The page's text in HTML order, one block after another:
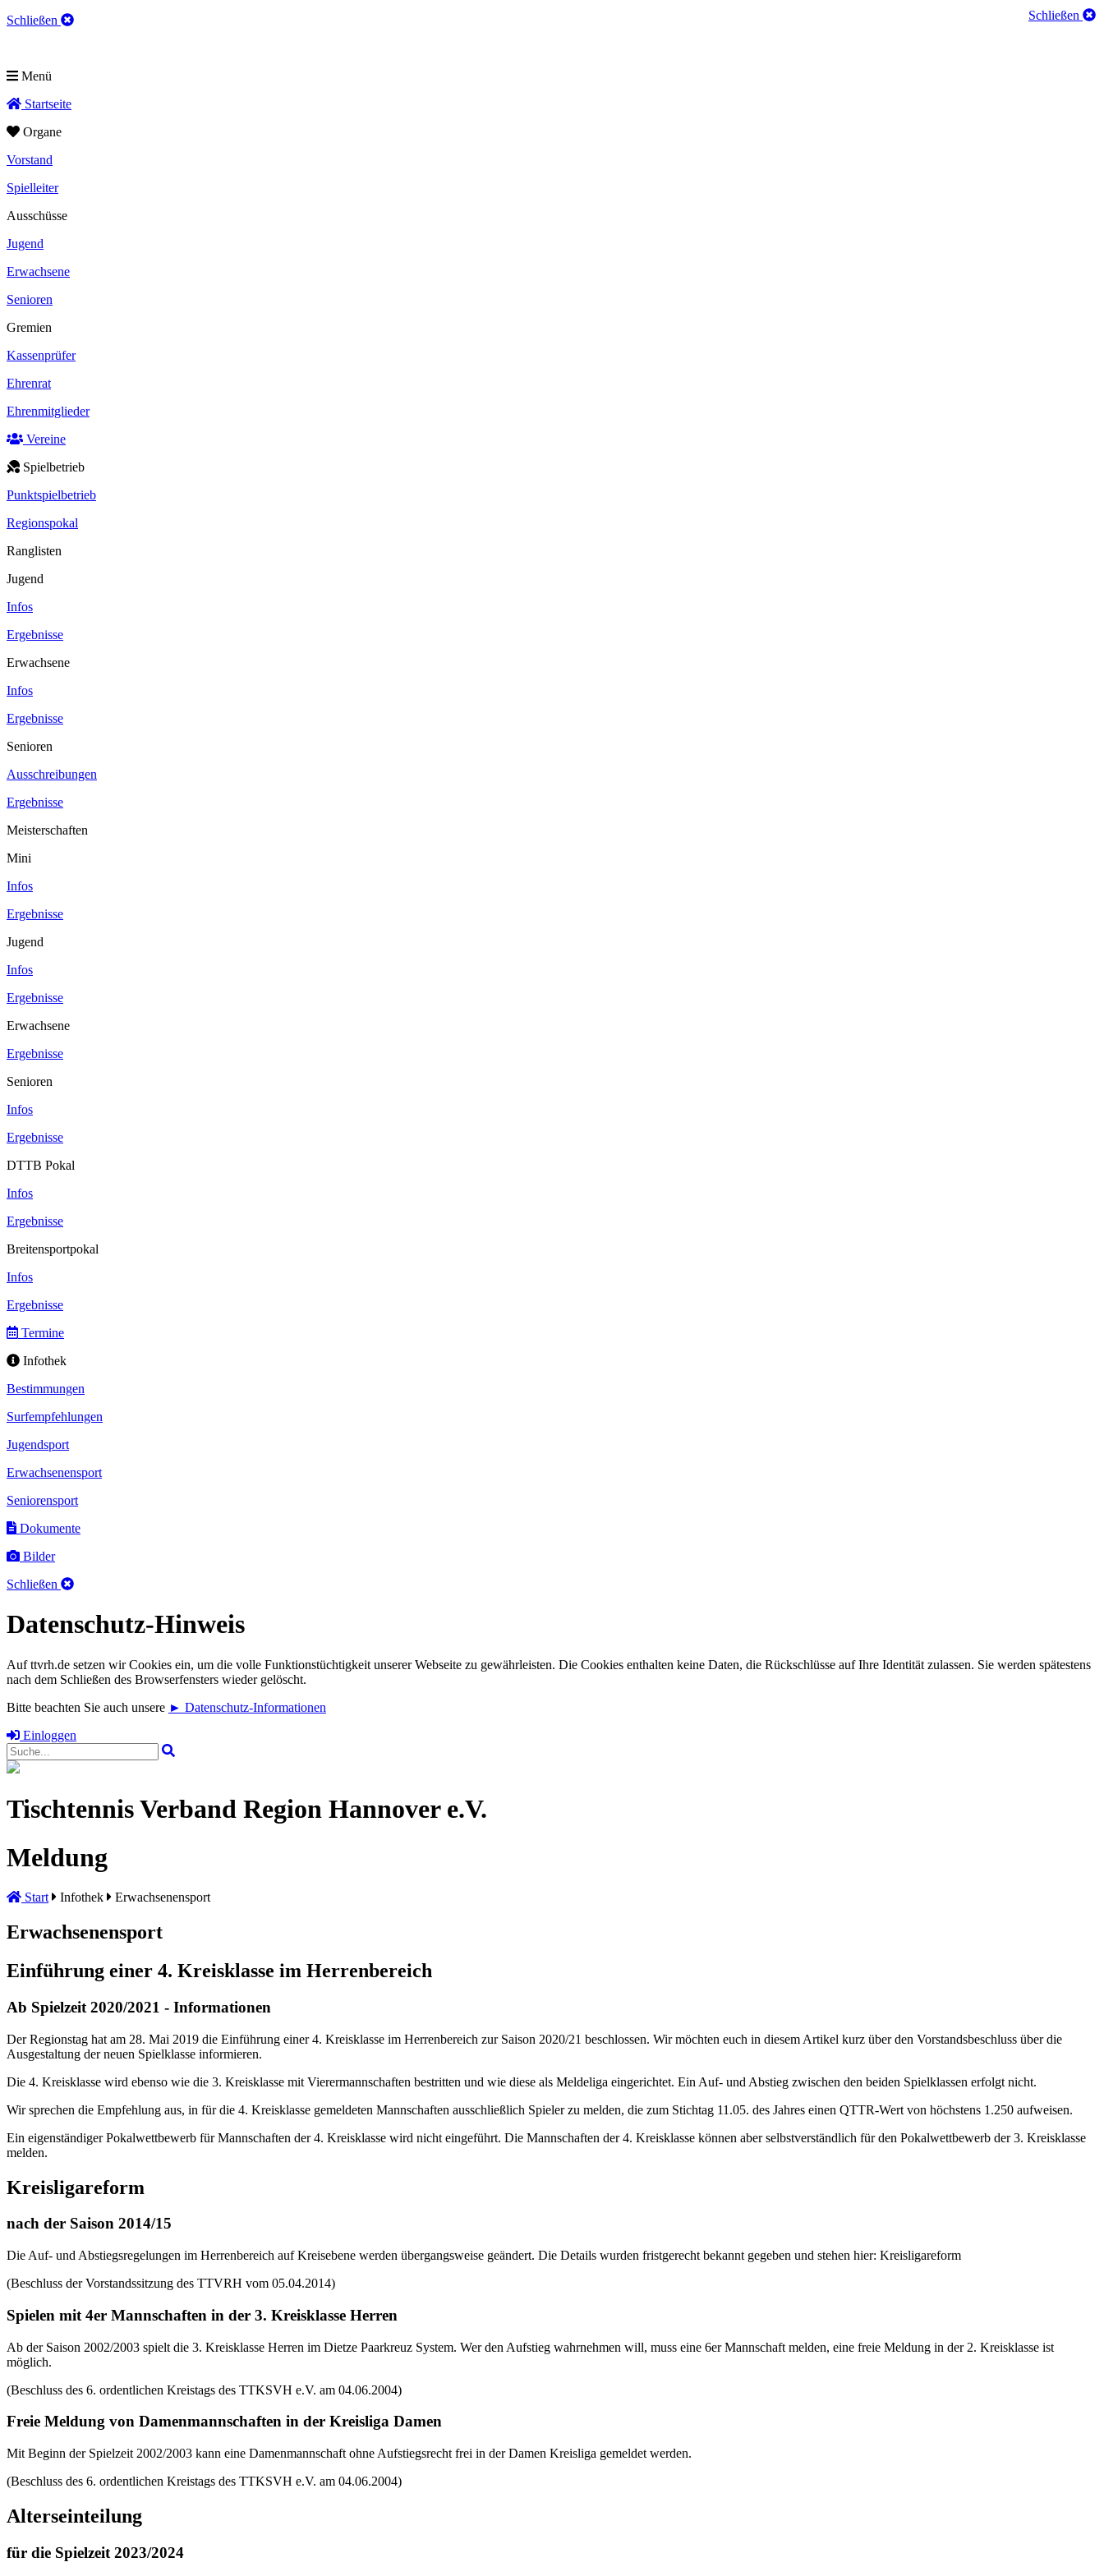
Schließen
Menü
Startseite
Organe
Vorstand
Spielleiter
Ausschüsse
Jugend
Erwachsene
Senioren
Gremien
Kassenprüfer
Ehrenrat
Ehrenmitglieder
Vereine
Spielbetrieb
Punktspielbetrieb
Regionspokal
Ranglisten
Jugend
Infos
Ergebnisse
Erwachsene
Infos
Ergebnisse
Senioren
Ausschreibungen
Ergebnisse
Meisterschaften
Mini
Infos
Ergebnisse
Jugend
Infos
Ergebnisse
Erwachsene
Ergebnisse
Senioren
Infos
Ergebnisse
DTTB Pokal
Infos
Ergebnisse
Breitensportpokal
Infos
Ergebnisse
Termine
Infothek
Bestimmungen
Surfempfehlungen
Jugendsport
Erwachsenensport
Seniorensport
Dokumente
Bilder
Schließen
Datenschutz-Hinweis
Auf ttvrh.de setzen wir Cookies ein, um die volle Funktionstüchtigkeit unserer Webseite zu gewährleisten. Die Cookies enthalten keine Daten, die Rückschlüsse auf Ihre Identität zulassen. Sie werden spätestens
nach dem Schließen des Browserfensters wieder gelöscht.
Bitte beachten Sie auch unsere ► Datenschutz-Informationen
Einloggen
Tischtennis Verband Region Hannover e.V.
Schließen
Meldung
Start Infothek Erwachsenensport
Erwachsenensport
Einführung einer 4. Kreisklasse im Herrenbereich
Ab Spielzeit 2020/2021 - Informationen
Der Regionstag hat am 28. Mai 2019 die Einführung einer 4. Kreisklasse im Herrenbereich zur Saison 2020/21 beschlossen. Wir möchten euch in diesem Artikel kurz über den Vorstandsbeschluss über die
Ausgestaltung der neuen Spielklasse informieren.
Die 4. Kreisklasse wird ebenso wie die 3. Kreisklasse mit Vierermannschaften bestritten und wie diese als Meldeliga eingerichtet. Ein Auf- und Abstieg zwischen den beiden Spielklassen erfolgt nicht.
Wir sprechen die Empfehlung aus, in für die 4. Kreisklasse gemeldeten Mannschaften ausschließlich Spieler zu melden, die zum Stichtag 11.05. des Jahres einen QTTR-Wert von höchstens 1.250 aufweisen.
Ein eigenständiger Pokalwettbewerb für Mannschaften der 4. Kreisklasse wird nicht eingeführt. Die Mannschaften der 4. Kreisklasse können aber selbstverständlich für den Pokalwettbewerb der 3. Kreisklasse
melden.
Kreisligareform
nach der Saison 2014/15
Die Auf- und Abstiegsregelungen im Herrenbereich auf Kreisebene werden übergangsweise geändert. Die Details wurden fristgerecht bekannt gegeben und stehen hier: Kreisligareform
(Beschluss der Vorstandssitzung des TTVRH vom 05.04.2014)
Spielen mit 4er Mannschaften in der 3. Kreisklasse Herren
Ab der Saison 2002/2003 spielt die 3. Kreisklasse Herren im Dietze Paarkreuz System. Wer den Aufstieg wahrnehmen will, muss eine 6er Mannschaft melden, eine freie Meldung in der 2. Kreisklasse ist
möglich.
(Beschluss des 6. ordentlichen Kreistags des TTKSVH e.V. am 04.06.2004)
Freie Meldung von Damenmannschaften in der Kreisliga Damen
Mit Beginn der Spielzeit 2002/2003 kann eine Damenmannschaft ohne Aufstiegsrecht frei in der Damen Kreisliga gemeldet werden.
(Beschluss des 6. ordentlichen Kreistags des TTKSVH e.V. am 04.06.2004)
Alterseinteilung
für die Spielzeit 2023/2024